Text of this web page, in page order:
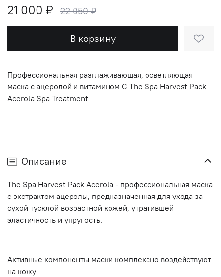
21 000 ₽ 22 050 ₽
В корзину
Профессиональная разглаживающая, осветляющая
маска с ацеролой и витамином С The Spa Harvest Pack
Acerola Spa Treatment
Описание
The Spa Harvest Pack Acerola - профессиональная маска
с экстрактом ацеролы, предназначенная для ухода за
сухой тусклой возрастной кожей, утратившей
эластичность и упругость.
Активные компоненты маски комплексно воздействуют
на кожу: